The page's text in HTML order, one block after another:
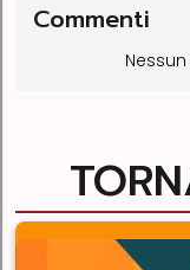
Commenti